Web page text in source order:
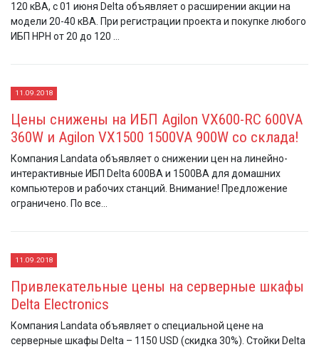
120 кВА, с 01 июня Delta объявляет о расширении акции на
модели 20-40 кВА. При регистрации проекта и покупке любого
ИБП HPH от 20 до 120 ...
11.09.2018
Цены снижены на ИБП Agilon VX600-RC 600VA
360W и Agilon VX1500 1500VA 900W со склада!
Компания Landata объявляет о снижении цен на линейно-
интерактивные ИБП Delta 600ВА и 1500ВА для домашних
компьютеров и рабочих станций. Внимание! Предложение
ограничено. По все...
11.09.2018
Привлекательные цены на серверные шкафы
Delta Electronics
Компания Landata объявляет о специальной цене на
серверные шкафы Delta – 1150 USD (скидка 30%). Стойки Delta